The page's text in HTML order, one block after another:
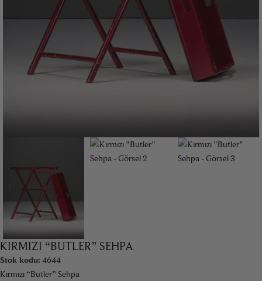
KIRMIZI “BUTLER” SEHPA
Stok kodu: 4644
Kırmızı “Butler” Sehpa